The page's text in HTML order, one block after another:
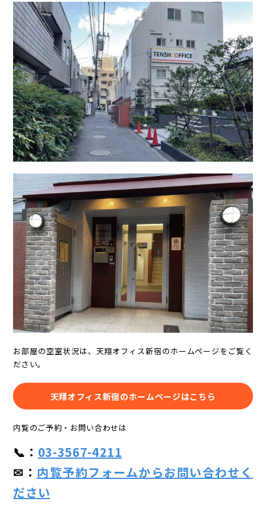
お部屋の空室状況は、天翔オフィス新宿のホームページをご覧く
ださい。
天翔オフィス新宿のホームページはこちら
内覧のご予約・お問い合わせは
📞： 03-3567-4211
✉： 内覧予約フォームからお問い合わせく
ださい